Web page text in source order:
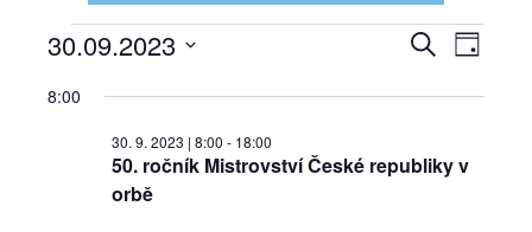
Akce
pro
hledání
Hledat
pro
Akce
Den
30.09.2023
datum.
8:00
50. ročník Mistrovství České republiky v
orbě
30. 9. 2023 | 8:00 - 18:00